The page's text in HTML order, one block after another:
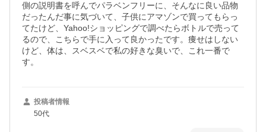
側の説明書を呼んでパラベンフリーに、そんなに良い品物
だったんだ事に気づいて、子供にアマゾンで買ってもらっ
てたけど、Yahoo!ショッピングで調べたらボトルで売って
るので、こちらで手に入って良かったです。痩せはしない
けど、体は、スベスベで私の好きな臭いで、これ一番で
す。
投稿者情報
50代